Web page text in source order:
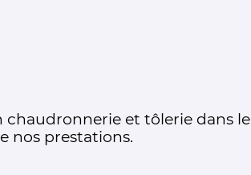
chaudronnerie et tôlerie dans le
nos prestations.